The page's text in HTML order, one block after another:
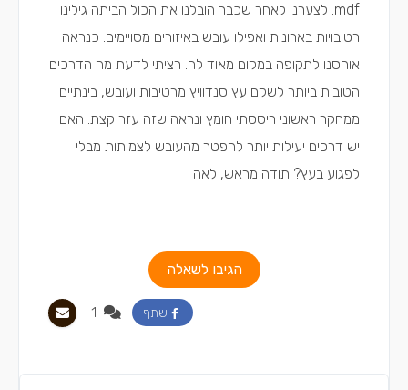
mdf. לצערנו לאחר שכבר הובלנו את הכול הביתה גילינו
רטיבויות בארונות ואפילו עובש באיזורים מסויימים. כנראה
אוחסנו לתקופה במקום מאוד לח. רציתי לדעת מה הדרכים
הטובות ביותר לשקם עץ סנדוויץ מרטיבות ועובש, בינתיים
ממחקר ראשוני ריססתי חומץ ונראה שזה עזר קצת. האם
יש דרכים יעילות יותר להפטר מהעובש לצמיתות מבלי
לפגוע בעץ? תודה מראש, לאה
הגיבו לשאלה
שתף